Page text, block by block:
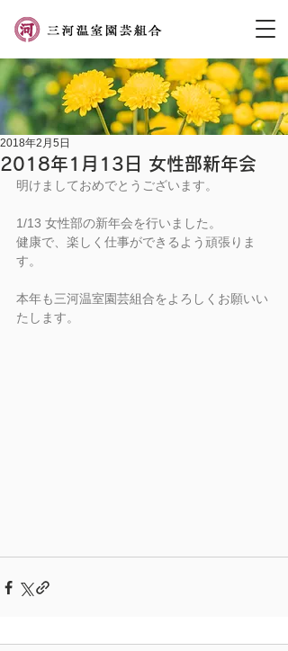
2018年1月13日 女性部新年会
2018年2月5日
明けましておめでとうございます。
1/13 女性部の新年会を行いました。
健康で、楽しく仕事ができるよう頑張りま
す。
本年も三河温室園芸組合をよろしくお願いい
たします。